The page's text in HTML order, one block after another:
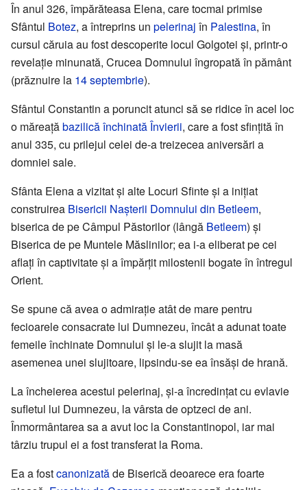
În anul 326, împărăteasa Elena, care tocmai primise
Sfântul Botez, a întreprins un pelerinaj în Palestina, în
cursul căruia au fost descoperite locul Golgotei și, printr-o
revelație minunată, Crucea Domnului îngropată în pământ
(prăznuire la 14 septembrie).
Sfântul Constantin a poruncit atunci să se ridice în acel loc
o măreațăbazilică închinată Învierii, care a fost sfințită în
anul 335, cu prilejul celei de-a treizecea aniversări a
domniei sale.
Sfânta Elena a vizitat și alte Locuri Sfinte și a inițiat
construirea Bisericii Nașterii Domnului din Betleem,
biserica de pe Câmpul Păstorilor (lângă Betleem) și
Biserica de pe Muntele Măslinilor; ea i-a eliberat pe cei
aflați în captivitate și a împărțit milostenii bogate în întregul
Orient.
Se spune că avea o admirație atât de mare pentru
fecioarele consacrate lui Dumnezeu, încât a adunat toate
femeile închinate Domnului și le-a slujit la masă
asemenea unei slujitoare, lipsindu-se ea însăși de hrană.
La încheierea acestui pelerinaj, și-a încredințat cu evlavie
sufletul lui Dumnezeu, la vârsta de optzeci de ani.
Înmormântarea sa a avut loc la Constantinopol, iar mai
târziu trupul ei a fost transferat la Roma.
Ea a fostcanonizatăde Biserică deoarece era foarte